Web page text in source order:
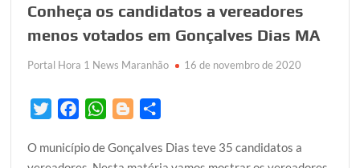
Conheça os candidatos a vereadores
menos votados em Gonçalves Dias MA
Portal Hora 1 News Maranhão 16 de novembro de 2020
i
c
W
a
o
a
O município de Gonçalves Dias teve 35 candidatos a